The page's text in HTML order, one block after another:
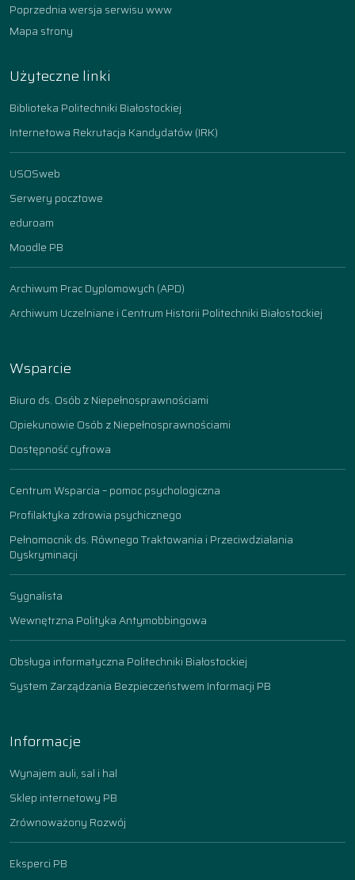
Poprzednia wersja serwisu www
Mapa strony
Użyteczne linki
Biblioteka Politechniki Białostockiej
Internetowa Rekrutacja Kandydatów (IRK)
USOSweb
Serwery pocztowe
eduroam
Moodle PB
Archiwum Prac Dyplomowych (APD)
Archiwum Uczelniane i Centrum Historii Politechniki Białostockiej
Wsparcie
Biuro ds. Osób z Niepełnosprawnościami
Opiekunowie Osób z Niepełnosprawnościami
Dostępność cyfrowa
Centrum Wsparcia – pomoc psychologiczna
Profilaktyka zdrowia psychicznego
Pełnomocnik ds. Równego Traktowania i Przeciwdziałania
Dyskryminacji
Sygnalista
Wewnętrzna Polityka Antymobbingowa
Obsługa informatyczna Politechniki Białostockiej
System Zarządzania Bezpieczeństwem Informacji PB
Informacje
Wynajem auli, sal i hal
Sklep internetowy PB
Zrównoważony Rozwój
Eksperci PB